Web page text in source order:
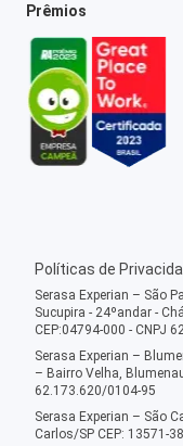
Prêmios
Políticas de
Serasa Experian – São
Sucupira - 24ºandar -
CEP:04794-000 - CNPJ
Serasa Experian –
– Bairro Velha,
62.173.620/0104-95
Serasa Experian – São
Carlos/SP CEP: 13571-